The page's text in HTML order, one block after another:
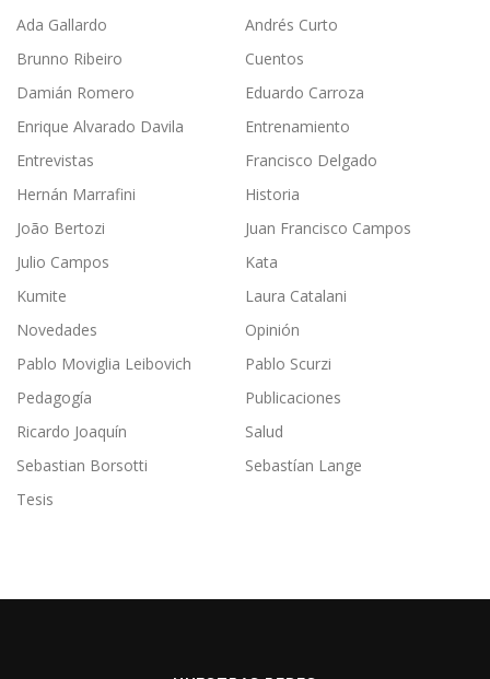
Ada Gallardo
Andrés Curto
Brunno Ribeiro
Cuentos
Damián Romero
Eduardo Carroza
Enrique Alvarado Davila
Entrenamiento
Entrevistas
Francisco Delgado
Hernán Marrafini
Historia
João Bertozi
Juan Francisco Campos
Julio Campos
Kata
Kumite
Laura Catalani
Novedades
Opinión
Pablo Moviglia Leibovich
Pablo Scurzi
Pedagogía
Publicaciones
Ricardo Joaquín
Salud
Sebastian Borsotti
Sebastían Lange
Tesis